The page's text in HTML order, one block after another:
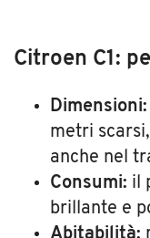
Citroen C1:
Dimensioni:
metri
anche nel
Consumi: il
brillante e
Abitabilità: